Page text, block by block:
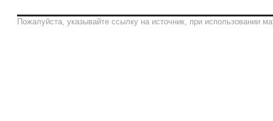
Пожалуйста, указывайте ссылку на источник, при использовании